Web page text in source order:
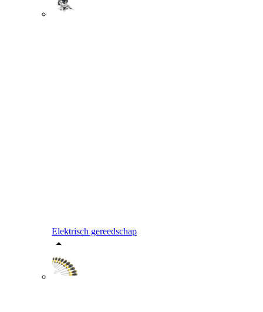
Elektrisch gereedschap